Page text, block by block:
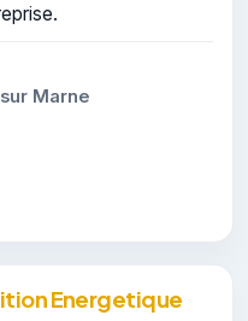
Marne
Energetique